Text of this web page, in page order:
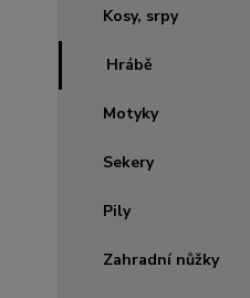
Kosy, srpy
Hrábě
Motyky
Sekery
Pily
Zahradní nůžky